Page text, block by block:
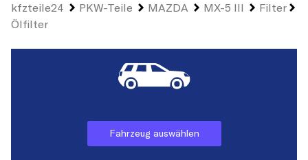
kfzteile24 PKW-Teile MAZDA MX-5 III
Filter
Ölfilter
Fahrzeug auswählen